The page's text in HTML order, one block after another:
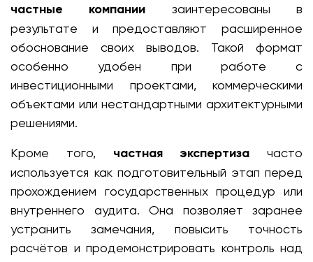
частные компании заинтересованы в
результате и предоставляют расширенное
обоснование своих выводов. Такой формат
особенно удобен при работе с
инвестиционными проектами, коммерческими
объектами или нестандартными архитектурными
решениями.
Кроме того, частная экспертиза часто
используется как подготовительный этап перед
прохождением государственных процедур или
внутреннего аудита. Она позволяет заранее
устранить замечания, повысить точность
расчётов и продемонстрировать контроль над